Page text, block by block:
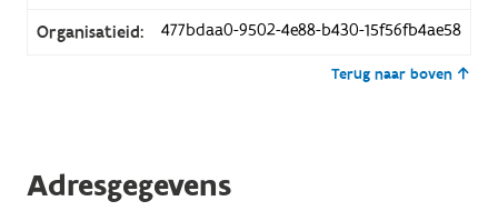
Organisatieid: 477bdaa0-9502-4e88-b430-15f56fb4ae58
Terug naar boven
Adresgegevens